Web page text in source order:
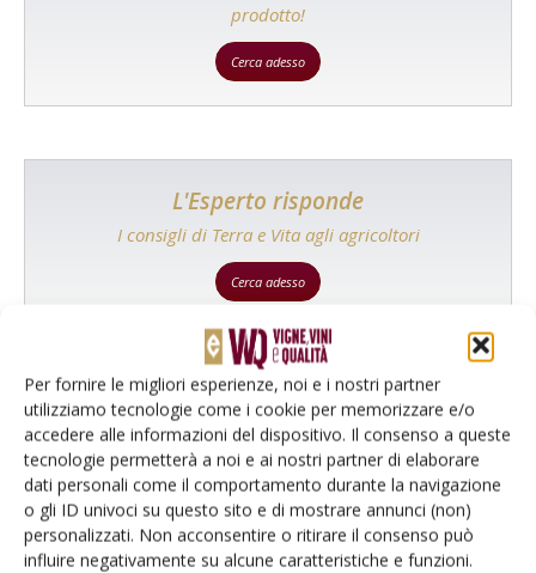
Per fornire le migliori esperienze, noi e i nostri partner
utilizziamo tecnologie come i cookie per memorizzare e/o
accedere alle informazioni del dispositivo. Il consenso a queste
tecnologie permetterà a noi e ai nostri partner di elaborare
dati personali come il comportamento durante la navigazione
o gli ID univoci su questo sito e di mostrare annunci (non)
personalizzati. Non acconsentire o ritirare il consenso può
influire negativamente su alcune caratteristiche e funzioni.
prodotto!
Cerca adesso
L'Esperto risponde
I consigli di Terra e Vita agli agricoltori
Cerca adesso